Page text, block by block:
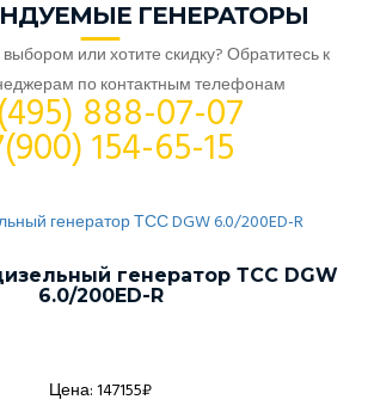
ГЕНЕРАТОРЫ
или хотите скидку? Обратитесь к
по контактным телефонам
888-07-07
154-65-15
генератор ТСС DGW
6.0/200ED-R
Цена: 147155₽